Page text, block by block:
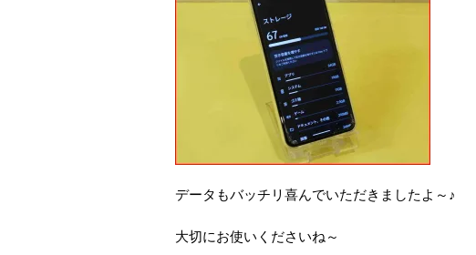
データもバッチリ喜んでいただきましたよ～♪
大切にお使いくださいね～